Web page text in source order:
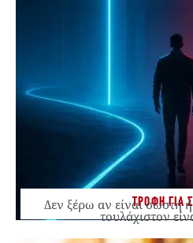
ΤΡΟΦΗ ΓΙΑ
Δεν ξέρω αν είναι σωστή
τουλάχιστον